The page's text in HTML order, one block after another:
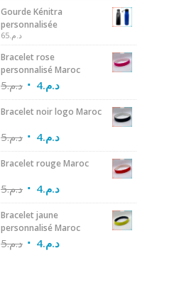
Gourde Kénitra
personnalisée
د.م. 65
Bracelet rose
personnalisé Maroc
د.م.5 د.م.4
Bracelet noir logo Maroc
د.م.5 د.م.4
Bracelet rouge Maroc
د.م.5 د.م.4
Bracelet jaune
personnalisé Maroc
د.م.5 د.م.4